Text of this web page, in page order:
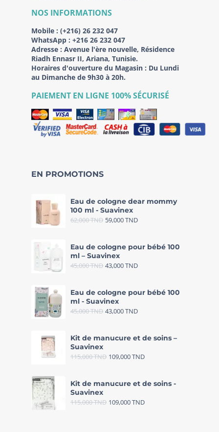
NOS INFORMATIONS
Mobile : (+216) 26 232 047
WhatsApp : +216 26 232 047
Adresse : Avenue l'ère nouvelle, Résidence
Riadh Ennasr II, Ariana, Tunisie.
Horaires d'ouverture du Magasin : Du Lundi
au Dimanche de 9h30 à 20h.
PAIEMENT EN LIGNE 100% SÉCURISÉ
EN PROMOTIONS
Eau de cologne dear mommy
100 ml - Suavinex
62,000TND 59,000TND
Eau de cologne pour bébé 100
ml – Suavinex
45,000TND 43,000TND
Eau de cologne pour bébé 100
ml - Suavinex
45,000TND 43,000TND
Kit de manucure et de soins –
Suavinex
115,000TND 109,000TND
Kit de manucure et de soins -
Suavinex
115,000TND 109,000TND